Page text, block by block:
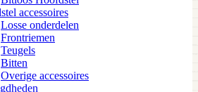
accessoires
Losse onderdelen
Frontriemen
Teugels
Bitten
Overige accessoires